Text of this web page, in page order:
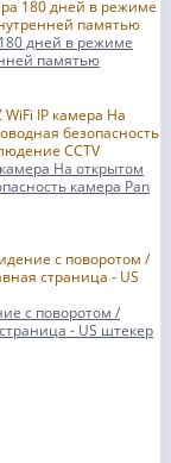
дней в режиме
памятью
На открытом
камера Pan
с поворотом /
- US штекер